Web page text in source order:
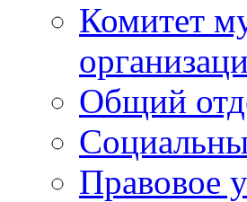
Комитет
Общий
Правовое